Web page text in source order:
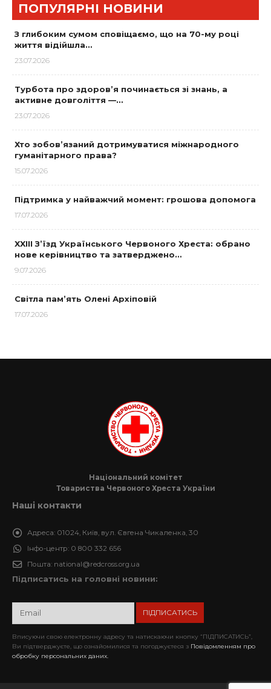
ПОПУЛЯРНІ НОВИНИ
З глибоким сумом сповіщаємо, що на 70-му році
життя відійшла…
23.07.2026
Турбота про здоров’я починається зі знань, а
активне довголіття —…
23.07.2026
Хто зобов’язаний дотримуватися міжнародного
гуманітарного права?
15.07.2026
Підтримка у найважчий момент: грошова допомога
17.07.2026
XXIII З’їзд Українського Червоного Хреста: обрано
нове керівництво та затверджено…
9.07.2026
Світла пам’ять Олені Архіповій
17.07.2026
Національний комітет
Товариства Червоного Хреста України
Наші контакти
Адреса: 01024, Київ, вул. Євгена Чикаленка, 30
Інфо-центр: 0 800 332 656
Пошта: national@redcross.org.ua
Підписатись на головні новини:
Вписуючи свою електронну адресу та натискаючи кнопку “ПІДПИСАТИСЬ”,
Ви підтверджуєте, що ознайомилися та погоджуєтеся з Повідомленням про
обробку персональних даних.